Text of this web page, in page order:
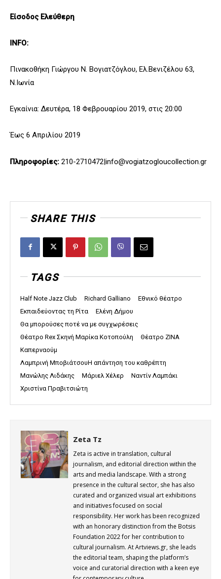
Είσοδος Ελεύθερη
INFO:
Πινακοθήκη Γιώργου Ν. Βογιατζόγλου, Ελ.Βενιζέλου 63,
Ν.Ιωνία
Εγκαίνια: Δευτέρα, 18 Φεβρουαρίου 2019, στις 20:00
Έως 6 Απριλίου 2019
Πληροφορίες: 210-2710472|info@vogiatzogloucollection.gr
SHARE THIS
TAGS
Half Note Jazz Club Richard Galliano
Εθνικό θέατρο
Εκπαιδεύοντας τη Ρίτα
Ελένη Δήμου
Θα μπορούσες ποτέ να με συγχωρέσεις
Θέατρο Rex Σκηνή Μαρίκα Κοτοπούλη
Θέατρο ΖΙΝΑ
Καπερναούμ
Λαμπρινή ΜποβιάτσουΗ απάντηση του καθρέπτη
Μανώλης Λιδάκης
Μάριελ Χέλερ
Ναντίν Λαμπάκι
Χριστίνα Πραβιτσιώτη
Zeta Tz
Zeta is active in translation, cultural
journalism, and editorial direction within the
arts and media landscape. With a strong
presence in the cultural sector, she has also
curated and organized visual art exhibitions
and initiatives focused on social
responsibility. Her work has been recognized
with an honorary distinction from the Botsis
Foundation 2022 for her contribution to
cultural journalism. At Artviews.gr, she leads
the editorial team, shaping the platform’s
voice and curatorial direction with a keen eye